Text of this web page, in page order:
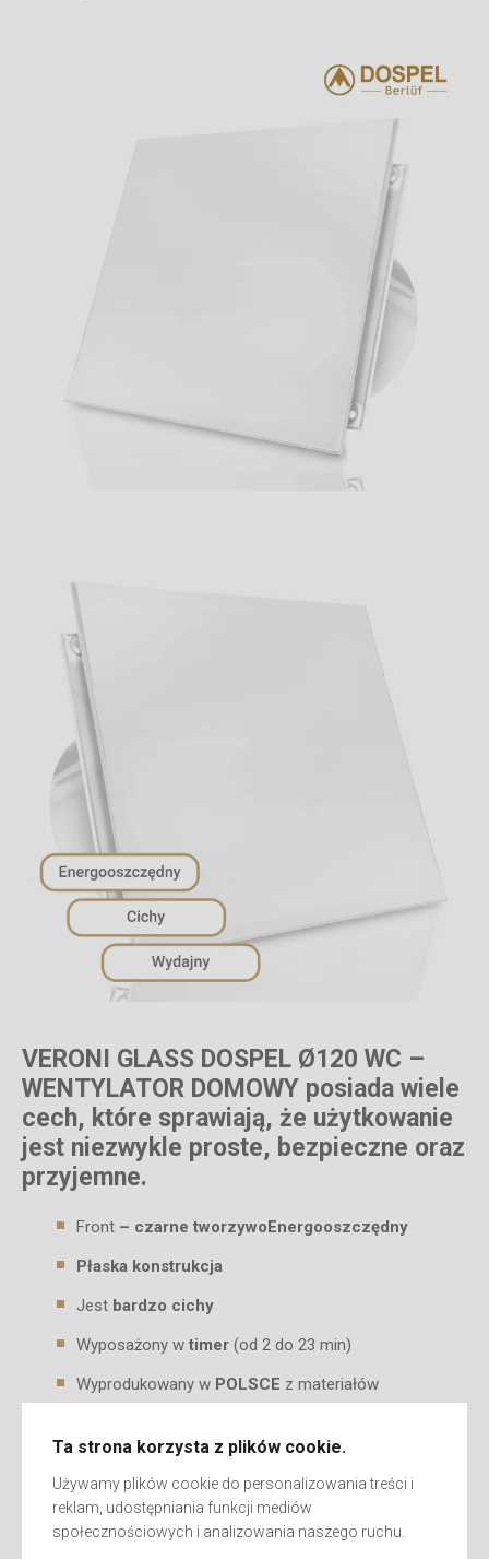
VERONI GLASS DOSPEL Ø120 WC –
WENTYLATOR DOMOWY posiada wiele
cech, które sprawiają, że użytkowanie
jest niezwykle proste, bezpieczne oraz
przyjemne.
Front – czarne tworzywoEnergooszczędny
Płaska konstrukcja
Jest bardzo cichy
Wyposażony w timer (od 2 do 23 min)
Wyprodukowany w POLSCE z materiałów
Aż8 lat opieki gwarancyjnej– jedyny taki
producent na rynku.
Ta strona korzysta z plików cookie.
Używamy plików cookie do personalizowania treści i
reklam, udostępniania funkcji mediów
społecznościowych i analizowania naszego ruchu.